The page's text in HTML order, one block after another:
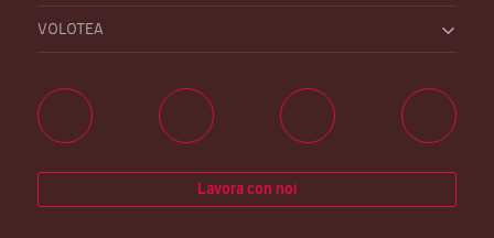
VOLOTEA
Lavora con noi